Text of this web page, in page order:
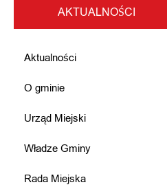
AKTUALNOŚCI
Aktualności
O gminie
Urząd Miejski
Władze Gminy
Rada Miejska